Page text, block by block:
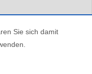
Sie sich damit